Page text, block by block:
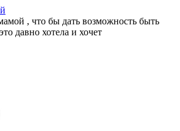
, что бы дать возможность быть
давно хотела и хочет